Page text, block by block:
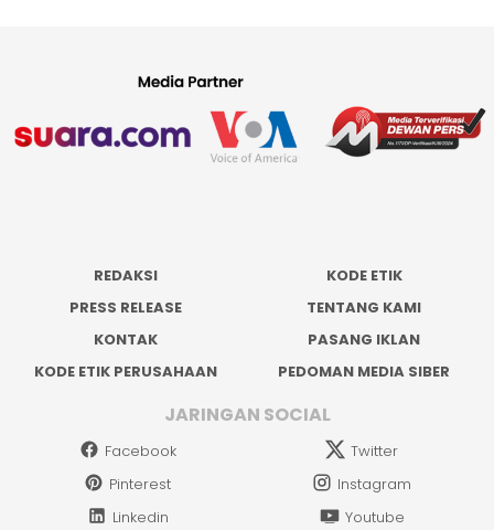
REDAKSI
KODE ETIK
PRESS RELEASE
TENTANG KAMI
KONTAK
PASANG IKLAN
KODE ETIK PERUSAHAAN
PEDOMAN MEDIA SIBER
JARINGAN SOCIAL
Facebook
Twitter
Pinterest
Instagram
Linkedin
Youtube